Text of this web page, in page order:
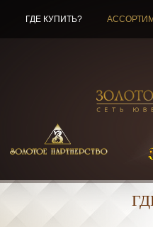
ГДЕ КУПИТЬ?